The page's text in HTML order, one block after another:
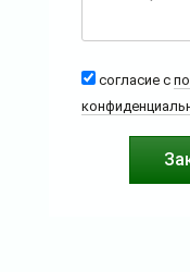
согласие с